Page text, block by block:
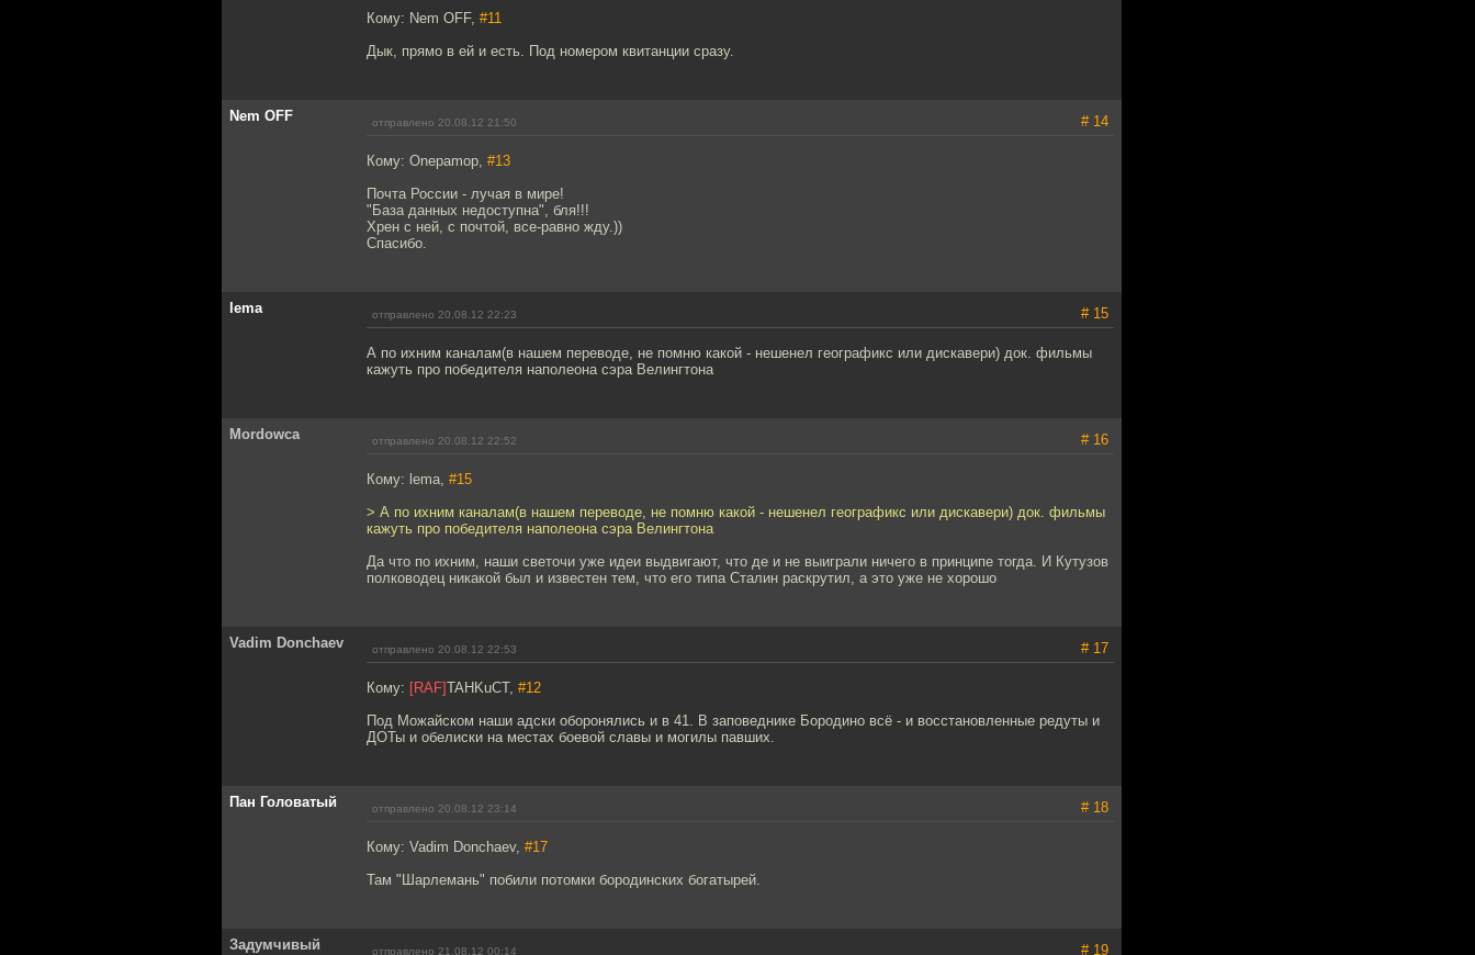
Кому: Nem OFF, #11
Дык, прямо в ей и есть. Под номером квитанции сразу.
Nem OFF отправлено 20.08.12 21:50 # 14
Кому: Onepamop, #13
Почта России - лучая в мире!
"База данных недоступна", бля!!!
Хрен с ней, с почтой, все-равно жду.))
Спасибо.
lema отправлено 20.08.12 22:23 # 15
А по ихним каналам(в нашем переводе, не помню какой - нешенел географикс или дискавери) док. фильмы
кажуть про победителя наполеона сэра Велингтона
Mordowca отправлено 20.08.12 22:52 # 16
Кому: lema, #15
> А по ихним каналам(в нашем переводе, не помню какой - нешенел географикс или дискавери) док. фильмы
кажуть про победителя наполеона сэра Велингтона
Да что по ихним, наши светочи уже идеи выдвигают, что де и не выиграли ничего в принципе тогда. И Кутузов
полководец никакой был и известен тем, что его типа Сталин раскрутил, а это уже не хорошо
Vadim Donchaev отправлено 20.08.12 22:53 # 17
Кому: [RAF]TAHKuCT, #12
Под Можайском наши адски оборонялись и в 41. В заповеднике Бородино всё - и восстановленные редуты и
ДОТы и обелиски на местах боевой славы и могилы павших.
Пан Головатый отправлено 20.08.12 23:14 # 18
Кому: Vadim Donchaev, #17
Там "Шарлемань" побили потомки бородинских богатырей.
Задумчивый отправлено 21.08.12 00:14 # 19